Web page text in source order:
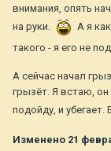
внимания, опять
на руки.
А я
такого - я его не
А сейчас начал
грызёт. Я встаю, он
подойду, и убегает.
Изменено 21